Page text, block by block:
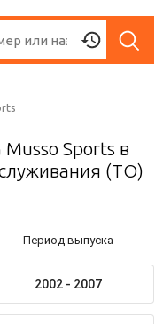
Musso Sports в
(ТО)
Период выпуска
2002 - 2007